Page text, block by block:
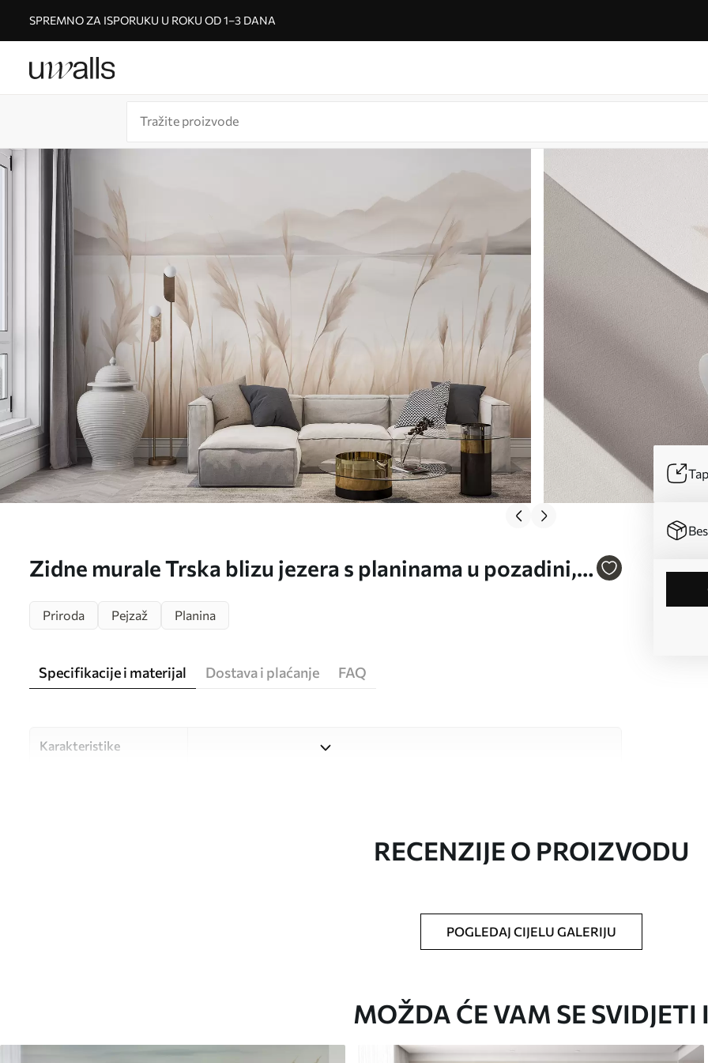
SPREMNO ZA ISPORUKU U ROKU OD 1–3 DANA
Zidne murale Trska blizu jezera s planinama u pozadini,
Priroda Pejzaž Planina
Specifikacije i materijal Dostava i plaćanje FAQ
Karakteristike
Slika se ispisuje u veličini koju ste odredili, izrezana na identične trake
RECENZIJE O PROIZVODU
POGLEDAJ CIJELU GALERIJU
MOŽDA ĆE VAM SE SVIDJETI